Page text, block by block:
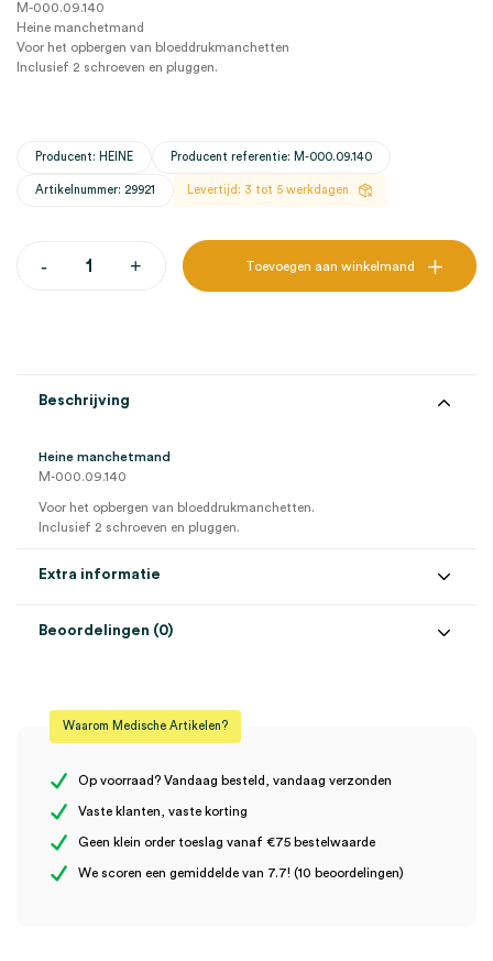
M-000.09.140
Heine manchetmand
Voor het opbergen van bloeddrukmanchetten
Inclusief 2 schroeven en pluggen.
Producent: HEINE Producent referentie: M-000.09.140
Artikelnummer: 29921 Levertijd: 3 tot 5 werkdagen
- + Toevoegen aan winkelmand
Beschrijving
Heine manchetmand
M-000.09.140
Voor het opbergen van bloeddrukmanchetten.
Inclusief 2 schroeven en pluggen.
Extra informatie
Uitvoering wand
Beoordelingen (0)
Er zijn nog geen beoordelingen.
Je moetingelogd zijn om een beoordeling te plaatsen.
Waarom Medische Artikelen?
Op voorraad? Vandaag besteld, vandaag verzonden
Vaste klanten, vaste korting
Geen klein order toeslag vanaf €75 bestelwaarde
We scoren een gemiddelde van 7.7! (10 beoordelingen)